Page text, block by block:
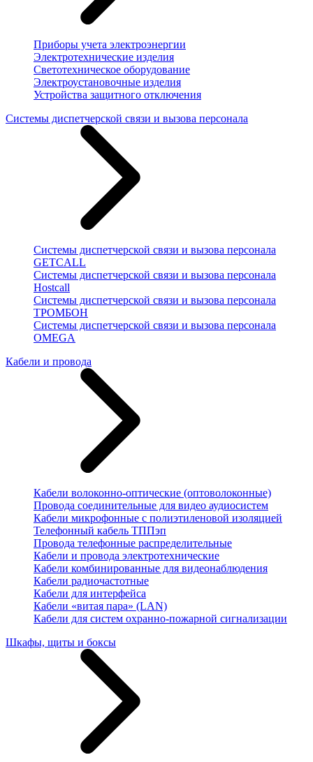
Приборы учета электроэнергии
Электротехнические изделия
Светотехническое оборудование
Электроустановочные изделия
Устройства защитного отключения
Системы диспетчерской связи и вызова персонала
Системы диспетчерской связи и вызова персонала
GETCALL
Системы диспетчерской связи и вызова персонала
Hostcall
Системы диспетчерской связи и вызова персонала
ТРОМБОН
Системы диспетчерской связи и вызова персонала
OMEGA
Кабели и провода
Кабели волоконно-оптические (оптоволоконные)
Провода соединительные для видео аудиосистем
Кабели микрофонные с полиэтиленовой изоляцией
Телефонный кабель ТППэп
Провода телефонные распределительные
Кабели и провода электротехнические
Кабели комбинированные для видеонаблюдения
Кабели радиочастотные
Кабели для интерфейса
Кабели «витая пара» (LAN)
Кабели для систем охранно-пожарной сигнализации
Шкафы, щиты и боксы